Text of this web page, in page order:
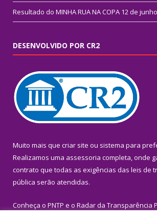
Resultado do MINHA RUA NA COPA 12 de
DESENVOLVIDO POR CR2
Muito mais que criar site ou sistema para
Realizamos uma assessoria completa, onde
contrato que todas as exigências das leis de
pública serão atendidas.
Conheça o PNTP e o Radar da Transparência